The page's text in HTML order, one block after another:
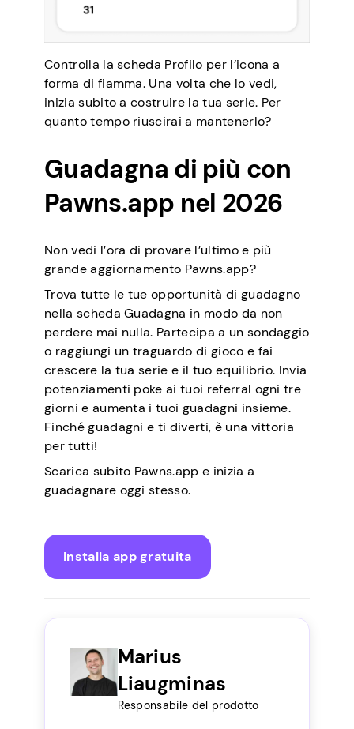
Controlla la scheda Profilo per l’icona a
forma di fiamma. Una volta che lo vedi,
inizia subito a costruire la tua serie. Per
quanto tempo riuscirai a mantenerlo?
Guadagna di più con
Pawns.app nel 2026
Non vedi l’ora di provare l’ultimo e più
grande aggiornamento Pawns.app?
Trova tutte le tue opportunità di guadagno
nella scheda Guadagna in modo da non
perdere mai nulla. Partecipa a un sondaggio
o raggiungi un traguardo di gioco e fai
crescere la tua serie e il tuo equilibrio. Invia
potenziamenti poke ai tuoi referral ogni tre
giorni e aumenta i tuoi guadagni insieme.
Finché guadagni e ti diverti, è una vittoria
per tutti!
Scarica subito Pawns.app e inizia a
guadagnare oggi stesso.
Installa app gratuita
Marius
Liaugminas
Responsabile del prodotto